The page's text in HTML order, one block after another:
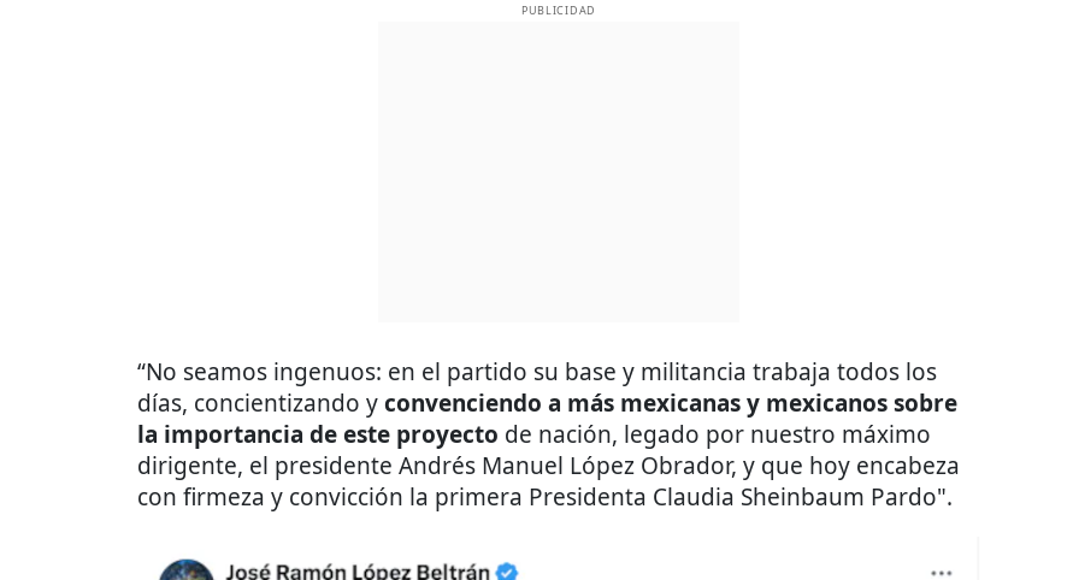
PUBLICIDAD
“No seamos ingenuos: en el partido su base y militancia trabaja todos los
días, concientizando yconvenciendo a más mexicanas y mexicanos sobre
la importancia de este proyecto de nación, legado por nuestro máximo
dirigente, el presidente Andrés Manuel López Obrador, y que hoy encabeza
con firmeza y convicción la primera Presidenta Claudia Sheinbaum Pardo".